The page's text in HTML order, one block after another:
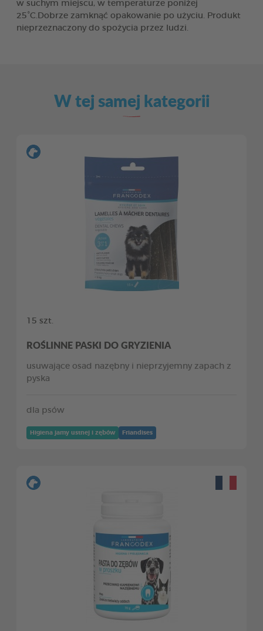
w suchym miejscu, w temperaturze poniżej
25°C.Dobrze zamknąć opakowanie po użyciu. Produkt
nieprzeznaczony do spożycia przez ludzi.
W tej samej kategorii
15 szt.
ROŚLINNE PASKI DO GRYZIENIA
usuwające osad nazębny i nieprzyjemny zapach z
pyska
dla psów
Higiena jamy ustnej i zębów Friandises